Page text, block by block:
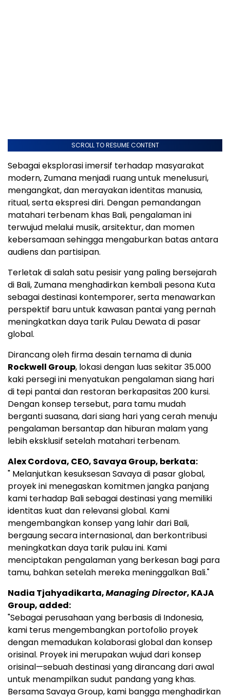
SCROLL TO RESUME CONTENT
Sebagai eksplorasi imersif terhadap masyarakat
modern, Zumana menjadi ruang untuk menelusuri,
mengangkat, dan merayakan identitas manusia,
ritual, serta ekspresi diri. Dengan pemandangan
matahari terbenam khas Bali, pengalaman ini
terwujud melalui musik, arsitektur, dan momen
kebersamaan sehingga mengaburkan batas antara
audiens dan partisipan.
Terletak di salah satu pesisir yang paling bersejarah
di Bali, Zumana menghadirkan kembali pesona Kuta
sebagai destinasi kontemporer, serta menawarkan
perspektif baru untuk kawasan pantai yang pernah
meningkatkan daya tarik Pulau Dewata di pasar
global.
Dirancang oleh firma desain ternama di dunia
Rockwell Group, lokasi dengan luas sekitar 35.000
kaki persegi ini menyatukan pengalaman siang hari
di tepi pantai dan restoran berkapasitas 200 kursi.
Dengan konsep tersebut, para tamu mudah
berganti suasana, dari siang hari yang cerah menuju
pengalaman bersantap dan hiburan malam yang
lebih eksklusif setelah matahari terbenam.
Alex Cordova, CEO, Savaya Group, berkata:
" Melanjutkan kesuksesan Savaya di pasar global,
proyek ini menegaskan komitmen jangka panjang
kami terhadap Bali sebagai destinasi yang memiliki
identitas kuat dan relevansi global. Kami
mengembangkan konsep yang lahir dari Bali,
bergaung secara internasional, dan berkontribusi
meningkatkan daya tarik pulau ini. Kami
menciptakan pengalaman yang berkesan bagi para
tamu, bahkan setelah mereka meninggalkan Bali."
Nadia Tjahyadikarta,Managing Director, KAJA
Group, added:
"Sebagai perusahaan yang berbasis di Indonesia,
kami terus mengembangkan portofolio proyek
dengan memadukan kolaborasi global dan konsep
orisinal. Proyek ini merupakan wujud dari konsep
orisinal—sebuah destinasi yang dirancang dari awal
untuk menampilkan sudut pandang yang khas.
Bersama Savaya Group, kami bangga menghadirkan